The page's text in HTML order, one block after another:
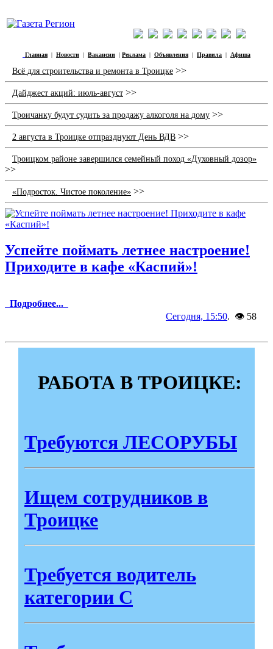
Главная | Новости | Вакансии | Реклама | Объявления | Правила | Афиша
Всё для строительства и ремонта в Троицке >>
Дайджест акций: июль-август >>
Троичанку будут судить за продажу алкоголя на дому >>
2 августа в Троицке отпразднуют День ВДВ >>
Троицком районе завершился семейный поход «Духовный дозор»
>>
«Подросток. Чистое поколение» >>
Успейте поймать летнее настроение!
Приходите в кафе «Каспий»!
Подробнее...
Сегодня, 15:50. 👁 58
РАБОТА В ТРОИЦКЕ:
Требуются ЛЕСОРУБЫ
Ищем сотрудников в
Троицке
Требуется водитель
категории С